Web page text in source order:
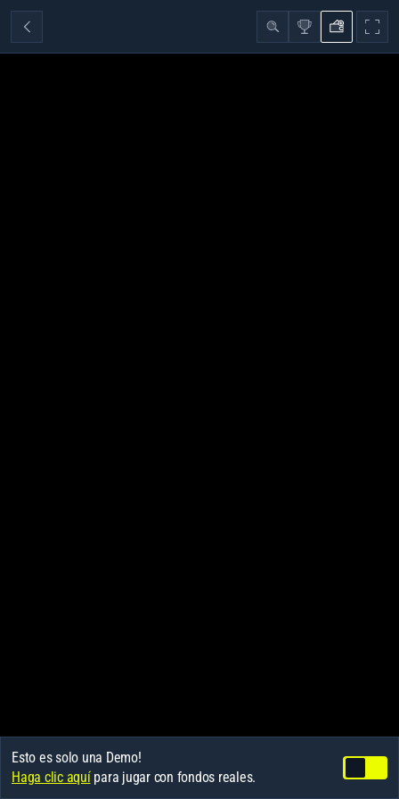
Esto es solo una Demo!
Haga clic aquípara jugar con fondos reales.